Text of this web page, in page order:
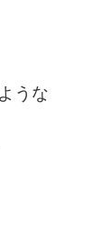
うな